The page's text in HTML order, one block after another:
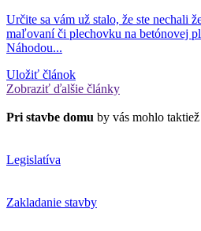
Určite sa vám už stalo, že ste nechali
maľovaní či plechovku na betónovej
Náhodou...
Uložiť článok
Zobraziť ďalšie články
Pri stavbe domu by vás mohlo
Legislatíva
Zakladanie stavby